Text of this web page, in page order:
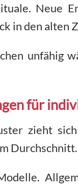
Neue
in den alten
unfähig
für
zieht
Durchschnitt.